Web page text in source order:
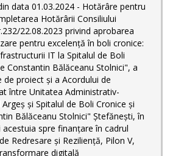
data 01.03.2024 - Hotărâre pentru
Hotărârii Consiliului
22.08.2023 privind aprobarea
pentru excelență în boli cronice:
IT la Spitalul de Boli
Constantin Bălăceanu Stolnici", a
de proiect și a Acordului de
între Unitatea Administrativ-
și Spitalul de Boli Cronice și
Bălăceanu Stolnici" Ștefănești, în
spre finanțare în cadrul
Redresare și Reziliență, Pilon V,
digitală